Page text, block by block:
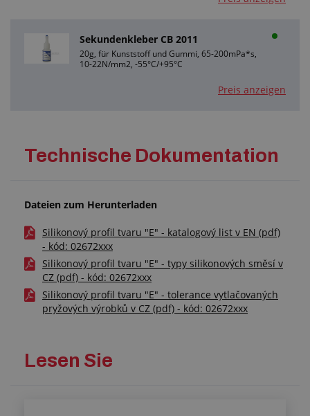
Sekundenkleber CB 2011
20g, für Kunststoff und Gummi, 65-200mPa*s,
10-22N/mm2, -55°C/+95°C
Preis anzeigen
Technische Dokumentation
Dateien zum Herunterladen
Silikonový profil tvaru "E" - katalogový list v EN (pdf)
- kód: 02672xxx
Silikonový profil tvaru "E" - typy silikonových směsí v
CZ (pdf) - kód: 02672xxx
Silikonový profil tvaru "E" - tolerance vytlačovaných
pryžových výrobků v CZ (pdf) - kód: 02672xxx
Lesen Sie